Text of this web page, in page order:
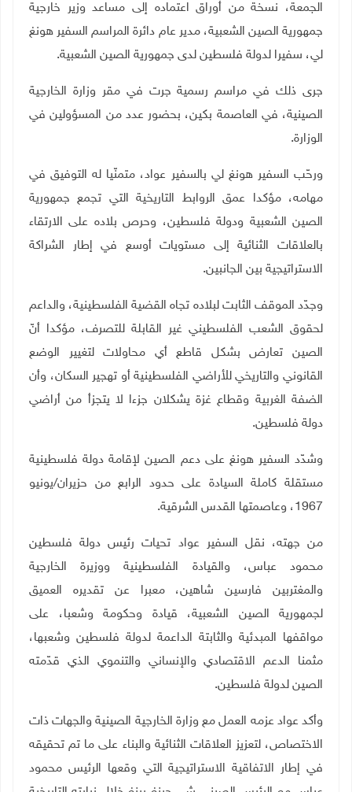
الجمعة، نسخة من أوراق اعتماده إلى مساعد وزير خارجية
جمهورية الصين الشعبية، مدير عام دائرة المراسم السفير هونغ
لي، سفيرا لدولة فلسطين لدى جمهورية الصين الشعبية.
جرى ذلك في مراسم رسمية جرت في مقر وزارة الخارجية
الصينية، في العاصمة بكين، بحضور عدد من المسؤولين في
الوزارة.
ورحّب السفير هونغ لي بالسفير عواد، متمنّيا له التوفيق في
مهامه، مؤكدا عمق الروابط التاريخية التي تجمع جمهورية
الصين الشعبية ودولة فلسطين، وحرص بلاده على الارتقاء
بالعلاقات الثنائية إلى مستويات أوسع في إطار الشراكة
الاستراتيجية بين الجانبين.
وجدّد الموقف الثابت لبلاده تجاه القضية الفلسطينية، والداعم
لحقوق الشعب الفلسطيني غير القابلة للتصرف، مؤكدا أنّ
الصين تعارض بشكل قاطع أي محاولات لتغيير الوضع
القانوني والتاريخي للأراضي الفلسطينية أو تهجير السكان، وأن
الضفة الغربية وقطاع غزة يشكلان جزءا لا يتجزأ من أراضي
دولة فلسطين.
وشدّد السفير هونغ على دعم الصين لإقامة دولة فلسطينية
مستقلة كاملة السيادة على حدود الرابع من حزيران/يونيو
1967، وعاصمتها القدس الشرقية
.
من جهته، نقل السفير عواد تحيات رئيس دولة فلسطين
محمود عباس، والقيادة الفلسطينية ووزيرة الخارجية
والمغتربين فارسين شاهين، معبرا عن تقديره العميق
لجمهورية الصين الشعبية، قيادة وحكومة وشعبا، على
مواقفها المبدئية والثابتة الداعمة لدولة فلسطين وشعبها،
مثمنا الدعم الاقتصادي والإنساني والتنموي الذي قدّمته
الصين لدولة فلسطين.
وأكد عواد عزمه العمل مع وزارة الخارجية الصينية والجهات ذات
الاختصاص، لتعزيز العلاقات الثنائية والبناء على ما تم تحقيقه
في إطار الاتفاقية الاستراتيجية التي وقعها الرئيس محمود